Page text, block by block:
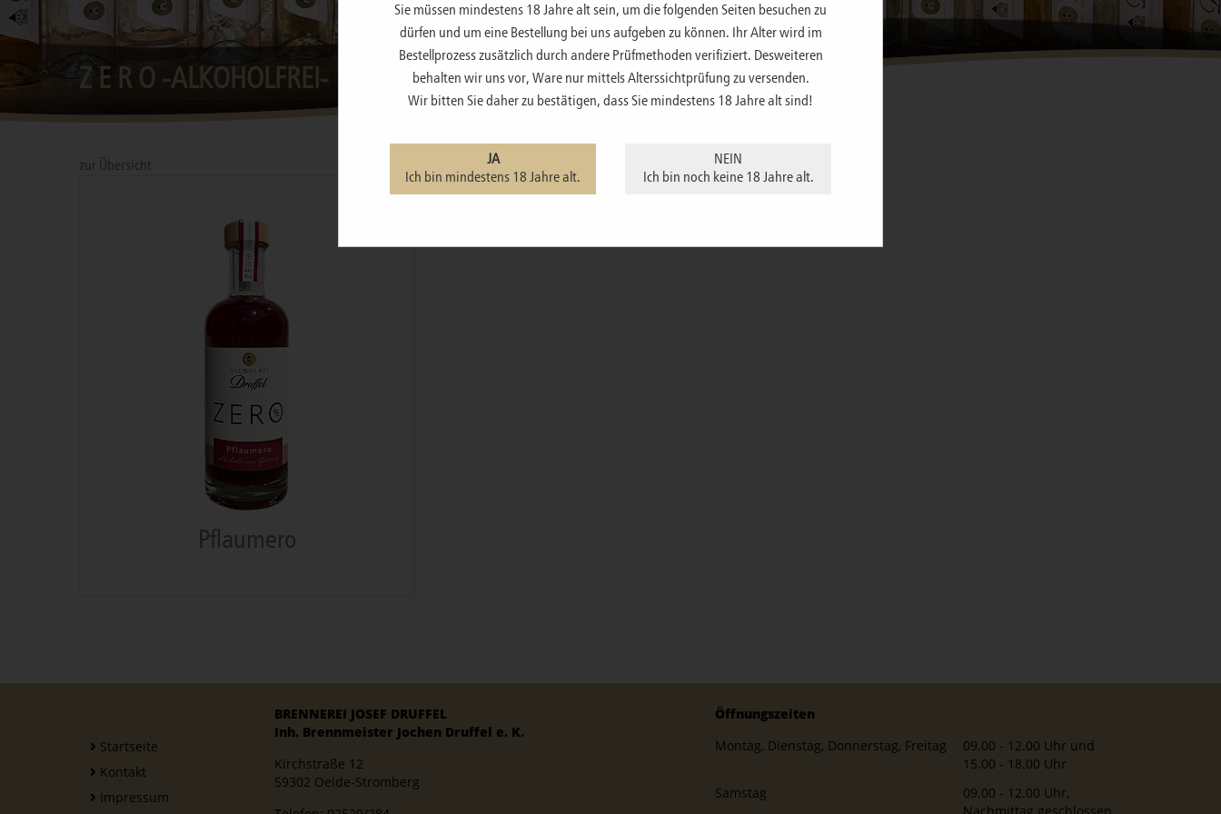
Z E R O -ALKOHOLFREI-
zur Übersicht
Pflaumero
Startseite
Kontakt
Impressum
BRENNEREI JOSEF DRUFFEL
Inh. Brennmeister Jochen Druffel e. K.
Kirchstraße 12
59302 Oelde-Stromberg
Öffnungszeiten
Montag, Dienstag, Donnerstag, Freitag
09.00 - 12.00 Uhr und
15.00 - 18.00 Uhr
Samstag
09.00 - 12.00 Uhr,
Sie müssen mindestens 18 Jahre alt sein, um die folgenden Seiten besuchen zu
dürfen und um eine Bestellung bei uns aufgeben zu können. Ihr Alter wird im
Bestellprozess zusätzlich durch andere Prüfmethoden verifiziert. Desweiteren
behalten wir uns vor, Ware nur mittels Alterssichtprüfung zu versenden.
Wir bitten Sie daher zu bestätigen, dass Sie mindestens 18 Jahre alt sind!
JA
Ich bin mindestens 18 Jahre alt.
NEIN
Ich bin noch keine 18 Jahre alt.